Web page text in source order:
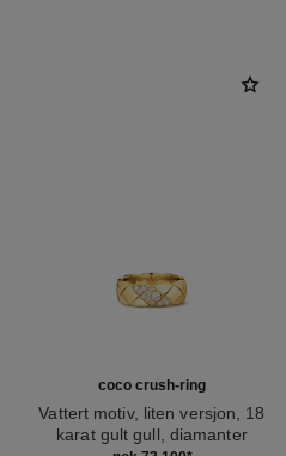
coco crush-ring
Vattert motiv, liten versjon, 18
karat gult gull, diamanter